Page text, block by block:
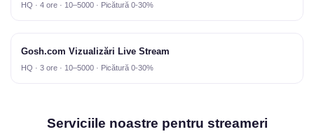
HQ · 4 ore · 10–5000 · Picătură 0-30%
Gosh.com Vizualizări Live Stream
HQ · 3 ore · 10–5000 · Picătură 0-30%
Serviciile noastre pentru streameri